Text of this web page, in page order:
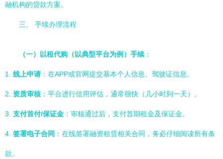
融机构的贷款方案。
三、 手续办理流程
（一）以租代购（以典型平台为例）手续：
1. 线上申请：在APP或官网提交基本个人信息、驾驶证信息。
2. 资质审核 ：平台进行信用评估，通常很快（几小时到一天）。
3. 支付首付/保证金 ：审核通过后，支付首期租金及保证金。
4. 签署电子合同 ：在线签署融资租赁相关合同，务必仔细阅读所有条
款。